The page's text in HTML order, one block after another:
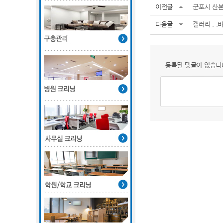
이전글 군포시 산
다음글 갤러리 . .
등록된 댓글이 없습니